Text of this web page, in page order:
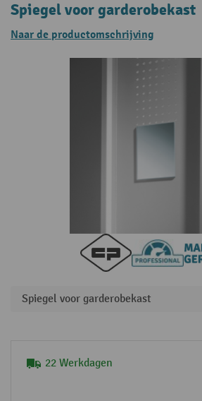
Spiegel voor garderobekast
Naar de productomschrijving
22 Werkdagen